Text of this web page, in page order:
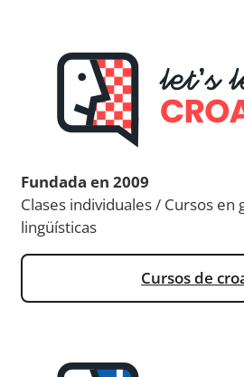
Fundada en 2009
Clases individuales / Cursos en
lingüísticas
Cursos de